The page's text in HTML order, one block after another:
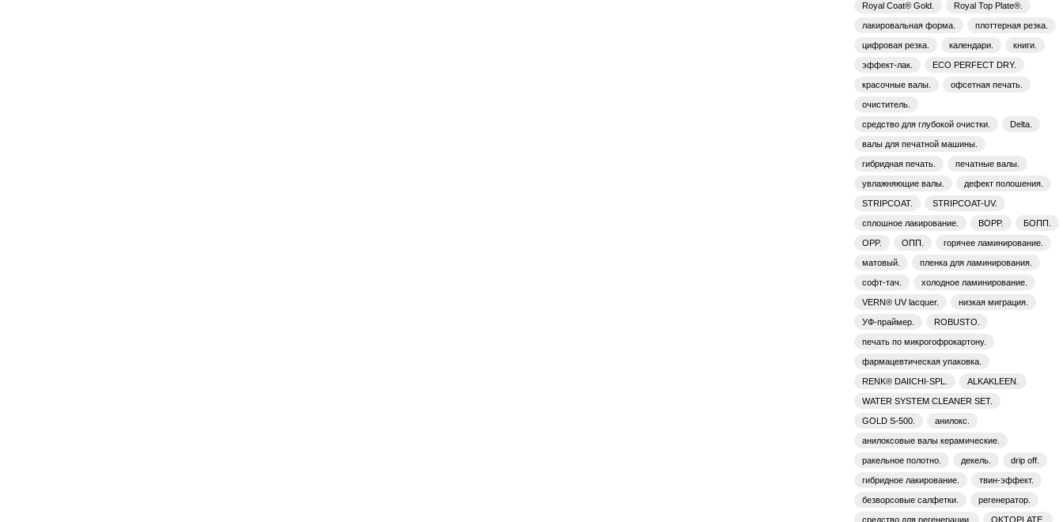
Royal Coat® Gold. Royal Top Plate®.
лакировальная форма. плоттерная резка.
цифровая резка. календари. книги.
эффект-лак. ECO PERFECT DRY.
красочные валы. офсетная печать.
очиститель.
средство для глубокой очистки. Delta.
валы для печатной машины.
гибридная печать. печатные валы.
увлажняющие валы. дефект полошения.
STRIPCOAT. STRIPCOAT-UV.
сплошное лакирование. BOPP. БОПП.
OPP. ОПП. горячее ламинирование.
матовый. пленка для ламинирования.
софт-тач. холодное ламинирование.
VERN® UV lacquer. низкая миграция.
УФ-праймер. ROBUSTO.
печать по микрогофрокартону.
фармацевтическая упаковка.
RENK® DAIICHI-SPL. ALKAKLEEN.
WATER SYSTEM CLEANER SET.
GOLD S-500. анилокс.
анилоксовые валы керамические.
ракельное полотно. декель. drip off.
гибридное лакирование. твин-эффект.
безворсовые салфетки. регенератор.
средство для регенерации. OKTOPLATE.